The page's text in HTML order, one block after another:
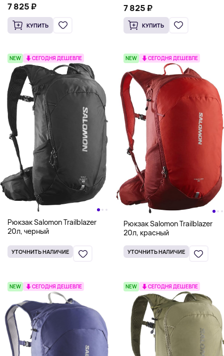
7 825 ₽
КУПИТЬ
7 825 ₽
КУПИТЬ
NEW СЕГОДНЯ ДЕШЕВЛЕ
Рюкзак Salomon Trailblazer
20л, черный
УТОЧНИТЬ НАЛИЧИЕ
NEW СЕГОДНЯ ДЕШЕВЛЕ
Рюкзак Salomon Trailblazer
20л, красный
УТОЧНИТЬ НАЛИЧИЕ
NEW СЕГОДНЯ ДЕШЕВЛЕ NEW СЕГОДНЯ ДЕШЕВЛЕ